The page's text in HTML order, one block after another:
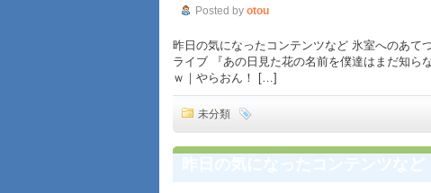
Posted by otou
昨日の気になったコンテンツなど 氷室へのあて
ライブ 『あの日見た花の名前を僕達はまだ知ら
ｗ｜やらおん！ […]
未分類